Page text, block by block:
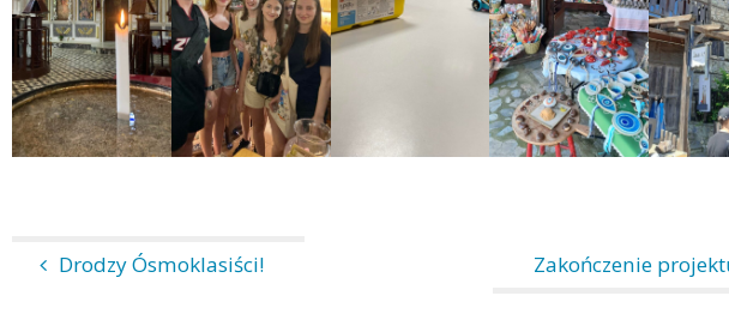
Drodzy Ósmoklasiści! Zakończenie